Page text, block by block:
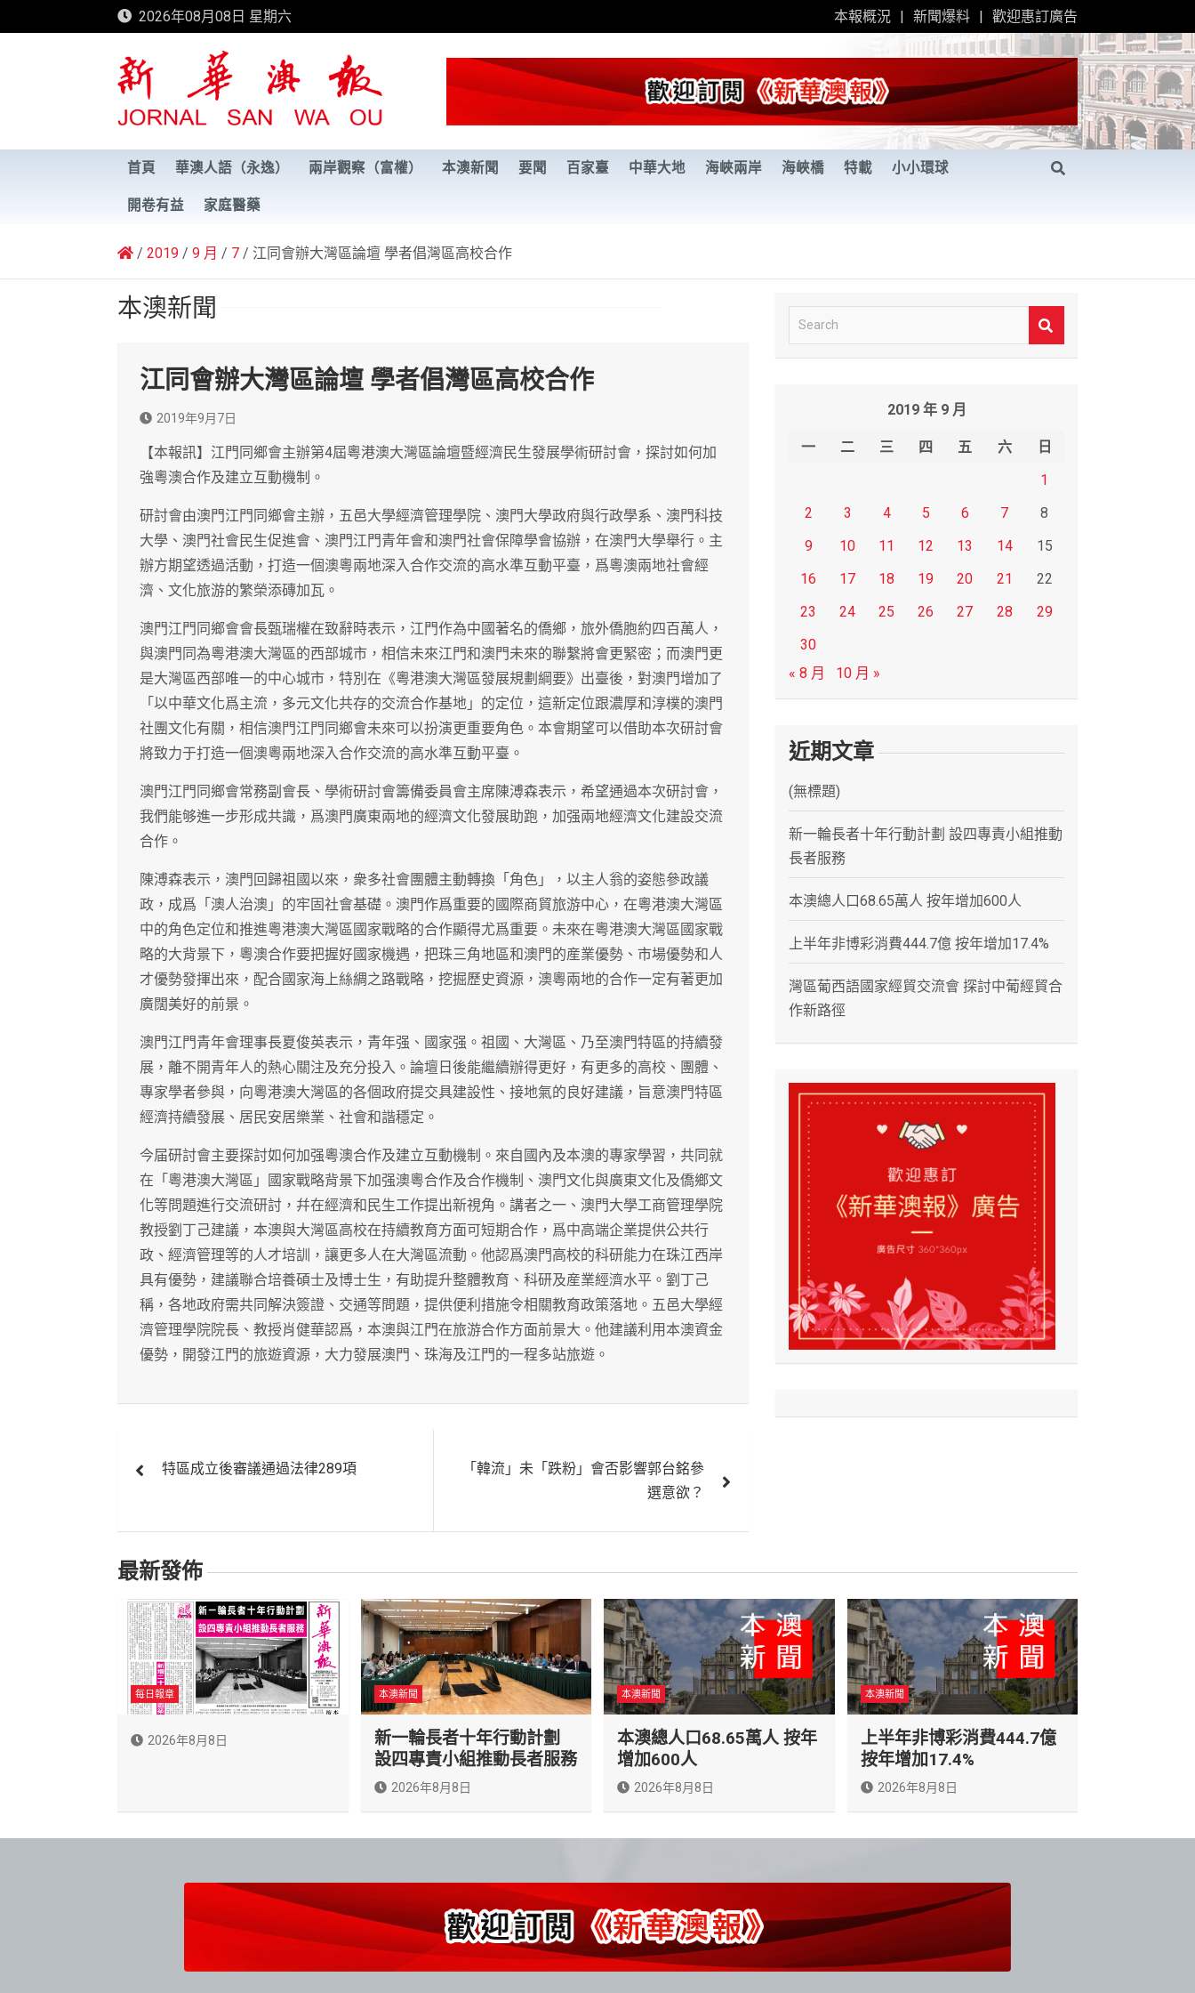
to
2026年08月08日 星期六 本報概況 新聞爆料 歡迎惠訂廣告
新華澳報
首頁 華澳人語（永逸） 兩岸觀察（富權） 本澳新聞 要聞 百家臺 中華大地 海峽兩岸 海峽橋 特載 小小環球
開卷有益 家庭醫藥
2019 9 月 7 江同會辦大灣區論壇 學者倡灣區高校合作
本澳新聞
江同會辦大灣區論壇 學者倡灣區高校合作
2019年9月7日
【本報訊】江門同鄉會主辦第4屆粵港澳大灣區論壇暨經濟民生發展學術研討會，探討如何加
強粵澳合作及建立互動機制。
研討會由澳門江門同鄉會主辦，五邑大學經濟管理學院、澳門大學政府與行政學系、澳門科技
大學、澳門社會民生促進會、澳門江門青年會和澳門社會保障學會協辦，在澳門大學舉行。主
辦方期望透過活動，打造一個澳粵兩地深入合作交流的高水準互動平臺，爲粵澳兩地社會經
濟、文化旅游的繁榮添磚加瓦。
澳門江門同鄉會會長甄瑞權在致辭時表示，江門作為中國著名的僑鄉，旅外僑胞約四百萬人，
與澳門同為粵港澳大灣區的西部城市，相信未來江門和澳門未來的聯繫將會更緊密；而澳門更
是大灣區西部唯一的中心城市，特別在《粵港澳大灣區發展規劃綱要》出臺後，對澳門增加了
「以中華文化爲主流，多元文化共存的交流合作基地」的定位，這新定位跟濃厚和淳樸的澳門
社團文化有關，相信澳門江門同鄉會未來可以扮演更重要角色。本會期望可以借助本次研討會
將致力于打造一個澳粵兩地深入合作交流的高水準互動平臺。
澳門江門同鄉會常務副會長、學術研討會籌備委員會主席陳溥森表示，希望通過本次研討會，
我們能够進一步形成共識，爲澳門廣東兩地的經濟文化發展助跑，加强兩地經濟文化建設交流
合作。
陳溥森表示，澳門回歸祖國以來，衆多社會團體主動轉換「角色」，以主人翁的姿態參政議
政，成爲「澳人治澳」的牢固社會基礎。澳門作爲重要的國際商貿旅游中心，在粵港澳大灣區
中的角色定位和推進粵港澳大灣區國家戰略的合作顯得尤爲重要。未來在粵港澳大灣區國家戰
略的大背景下，粵澳合作要把握好國家機遇，把珠三角地區和澳門的産業優勢、市場優勢和人
才優勢發揮出來，配合國家海上絲綢之路戰略，挖掘歷史資源，澳粵兩地的合作一定有著更加
廣闊美好的前景。
澳門江門青年會理事長夏俊英表示，青年强、國家强。祖國、大灣區、乃至澳門特區的持續發
展，離不開青年人的熱心關注及充分投入。論壇日後能繼續辦得更好，有更多的高校、團體、
專家學者參與，向粵港澳大灣區的各個政府提交具建設性、接地氣的良好建議，旨意澳門特區
經濟持續發展、居民安居樂業、社會和諧穩定。
今届研討會主要探討如何加强粵澳合作及建立互動機制。來自國內及本澳的專家學習，共同就
在「粵港澳大灣區」國家戰略背景下加强澳粵合作及合作機制、澳門文化與廣東文化及僑鄉文
化等問題進行交流研討，幷在經濟和民生工作提出新視角。講者之一、澳門大學工商管理學院
教授劉丁己建議，本澳與大灣區高校在持續教育方面可短期合作，爲中高端企業提供公共行
政、經濟管理等的人才培訓，讓更多人在大灣區流動。他認爲澳門高校的科研能力在珠江西岸
具有優勢，建議聯合培養碩士及博士生，有助提升整體教育、科研及産業經濟水平。劉丁己
稱，各地政府需共同解決簽證、交通等問題，提供便利措施令相關教育政策落地。五邑大學經
濟管理學院院長、教授肖健華認爲，本澳與江門在旅游合作方面前景大。他建議利用本澳資金
優勢，開發江門的旅遊資源，大力發展澳門、珠海及江門的一程多站旅遊。
章
覽
特區成立後審議通過法律289項
「韓流」未「跌粉」會否影響郭台銘參
選意欲？
e
2019 年 9 月
一 二 三 四 五 六
日
1
2
3 4 5 6 7
8
9
10 11 12 13 14
15
16
17 18 19 20 21
22
23
24 25 26 27 28
29
30
« 8 月
10 月 »
近期文章
(無標題)
新一輪長者十年行動計劃 設四專責小組推動
長者服務
本澳總人口68.65萬人 按年增加600人
上半年非博彩消費444.7億 按年增加17.4%
灣區葡西語國家經貿交流會 探討中葡經貿合
作新路徑
最新發佈
每日報章
2026年8月8日
本澳新聞
新一輪長者十年行動計劃
設四專責小組推動長者服務
2026年8月8日
本澳新聞
本澳總人口68.65萬人 按年
增加600人
2026年8月8日
本澳新聞
上半年非博彩消費444.7億
按年增加17.4%
2026年8月8日